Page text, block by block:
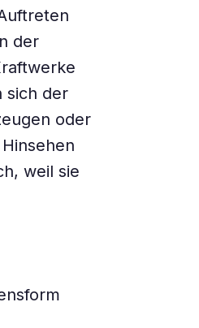
der
sich der
oder
weil sie